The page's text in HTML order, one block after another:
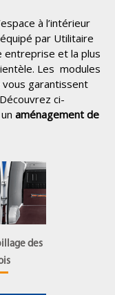
à l’intérieur
par Utilitaire
entreprise et la plus
Les modules
vous garantissent
ci-
aménagement de
des